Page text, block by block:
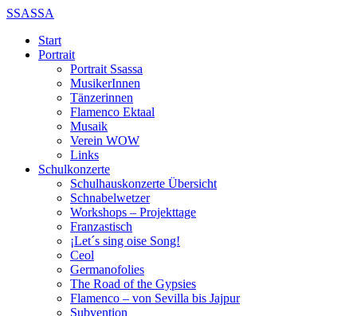
SSASSA
Start
Portrait
Portrait Ssassa
MusikerInnen
Tänzerinnen
Flamenco Ektaal
Musaik
Verein WOW
Links
Schulkonzerte
Schulhauskonzerte Übersicht
Schnabelwetzer
Workshops – Projekttage
Franzastisch
¡Let´s sing oise Song!
Ceol
Germanofolies
The Road of the Gypsies
Flamenco – von Sevilla bis Jajpur
Subvention